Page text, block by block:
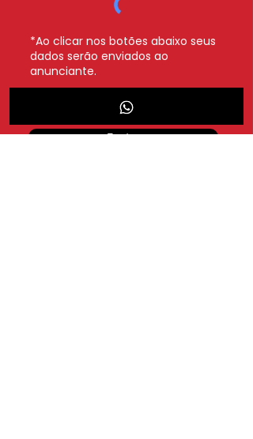
*Ao clicar nos botões abaixo seus
dados serão enviados ao
anunciante.
Whatsapp
Enviar